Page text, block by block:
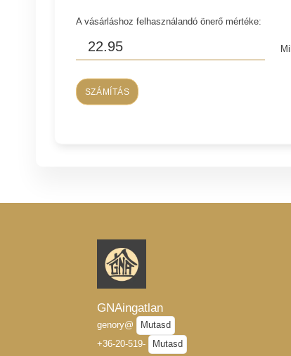
A vásárláshoz felhasználandó önerő mértéke:
SZÁMÍTÁS
GNAingatlan
genory@
Mutasd
+36-20-519-
Mutasd